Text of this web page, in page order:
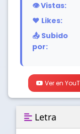
👁️ Vistas:
❤️ Likes:
📤 Subido
por:
Ver en
Letra